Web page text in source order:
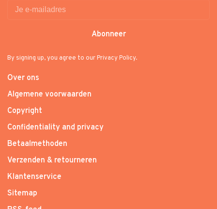
Abonneer
By signing up, you agree to our Privacy Policy.
Over ons
Algemene voorwaarden
Copyright
Confidentiality and privacy
Betaalmethoden
Verzenden & retourneren
Klantenservice
Sitemap